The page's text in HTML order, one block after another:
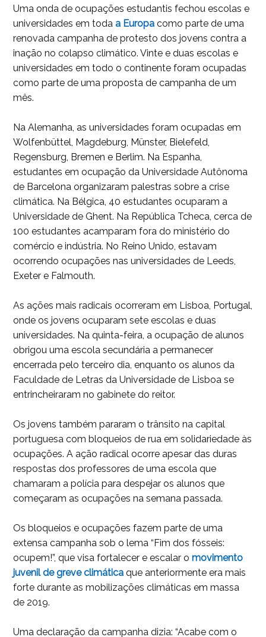
Uma onda de ocupações estudantis fechou escolas e
universidades em todaa Europa como parte de uma
renovada campanha de protesto dos jovens contra a
inação no colapso climático. Vinte e duas escolas e
universidades em todo o continente foram ocupadas
como parte de uma proposta de campanha de um
mês.
Na Alemanha, as universidades foram ocupadas em
Wolfenbüttel, Magdeburg, Münster, Bielefeld,
Regensburg, Bremen e Berlim. Na Espanha,
estudantes em ocupação da Universidade Autônoma
de Barcelona organizaram palestras sobre a crise
climática. Na Bélgica, 40 estudantes ocuparam a
Universidade de Ghent. Na República Tcheca, cerca de
100 estudantes acamparam fora do ministério do
comércio e indústria. No Reino Unido, estavam
ocorrendo ocupações nas universidades de Leeds,
Exeter e Falmouth.
As ações mais radicais ocorreram em Lisboa, Portugal,
onde os jovens ocuparam sete escolas e duas
universidades. Na quinta-feira, a ocupação de alunos
obrigou uma escola secundária a permanecer
encerrada pelo terceiro dia, enquanto os alunos da
Faculdade de Letras da Universidade de Lisboa se
entrincheiraram no gabinete do reitor.
Os jovens também pararam o trânsito na capital
portuguesa com bloqueios de rua em solidariedade às
ocupações. A ação radical ocorre apesar das duras
respostas dos professores de uma escola que
chamaram a polícia para despejar os alunos que
começaram as ocupações na semana passada.
Os bloqueios e ocupações fazem parte de uma
extensa campanha sob o lema “Fim dos fósseis:
ocupem!”, que visa fortalecer e escalar omovimento
juvenil de greve climática que anteriormente era mais
forte durante as mobilizações climáticas em massa
de 2019.
Uma declaração da campanha dizia: “Acabe com o